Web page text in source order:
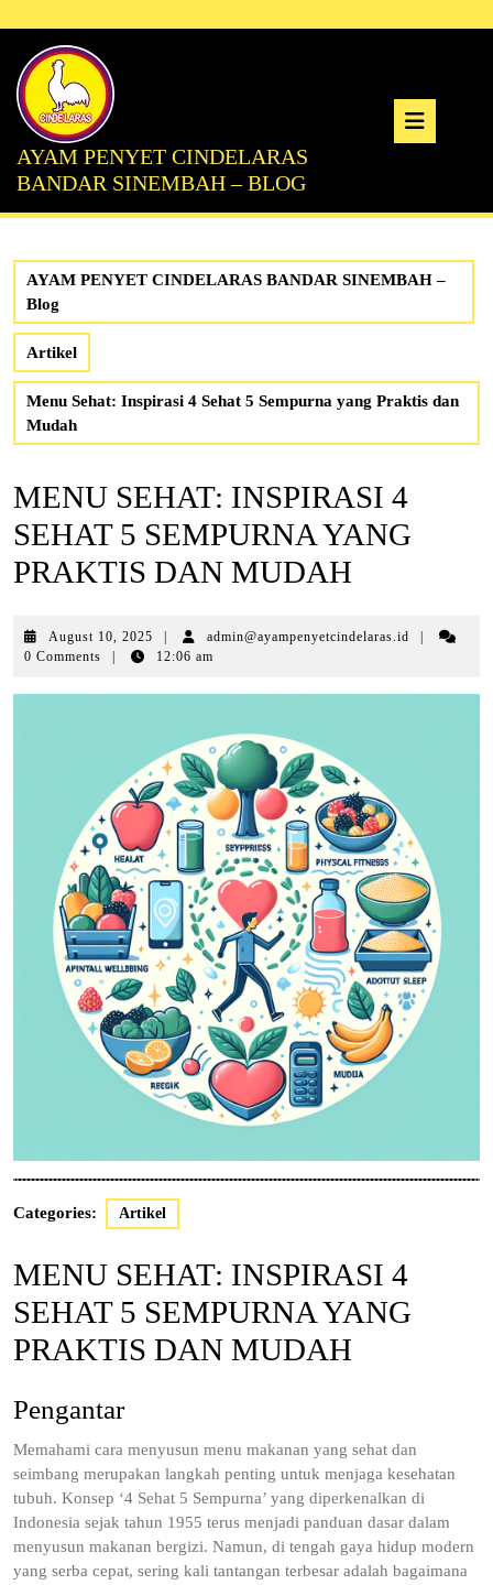
content
AYAM PENYET CINDELARAS
BANDAR SINEMBAH – BLOG
AYAM PENYET CINDELARAS BANDAR SINEMBAH –
Blog
Artikel
Menu Sehat: Inspirasi 4 Sehat 5 Sempurna yang Praktis dan
Mudah
MENU SEHAT: INSPIRASI 4
SEHAT 5 SEMPURNA YANG
PRAKTIS DAN MUDAH
August 10, 2025 August
10,
admin@ayampenyetcindelaras.id
0 Comments
12:06 am
Categories: Artikel
MENU SEHAT: INSPIRASI 4
SEHAT 5 SEMPURNA YANG
PRAKTIS DAN MUDAH
Pengantar
Memahami cara menyusun menu makanan yang sehat dan
seimbang merupakan langkah penting untuk menjaga kesehatan
tubuh. Konsep ‘4 Sehat 5 Sempurna’ yang diperkenalkan di
Indonesia sejak tahun 1955 terus menjadi panduan dasar dalam
menyusun makanan bergizi. Namun, di tengah gaya hidup modern
yang serba cepat, sering kali tantangan terbesar adalah bagaimana